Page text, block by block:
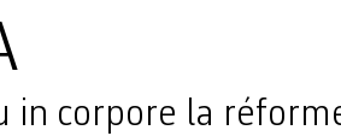
corpore la